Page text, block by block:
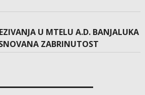
U MTELU A.D. BANJALUKA
ZABRINUTOST